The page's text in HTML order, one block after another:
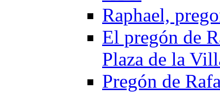
Raphael,
El pregón de
Plaza de la
Pregón de